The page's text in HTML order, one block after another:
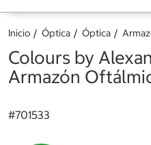
Inicio Óptica Óptica
Colours by
Armazón
#701533